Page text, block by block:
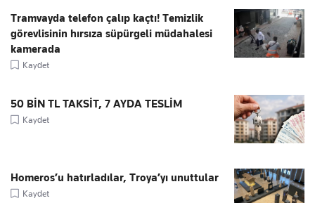
Tramvayda telefon çalıp kaçtı! Temizlik
görevlisinin hırsıza süpürgeli müdahalesi
kamerada
Kaydet
50 BİN TL TAKSİT, 7 AYDA TESLİM
Kaydet
Homeros’u hatırladılar, Troya’yı unuttular
Kaydet